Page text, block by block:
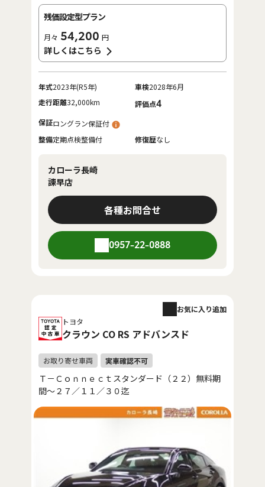
残価設定型プラン
月々 54,200 円
詳しくはこちら
年式2023年(R5年) 車検2028年6月
走行距離32,000km 評価点4
保証ロングラン保証付
整備定期点検整備付 修復歴なし
カローラ長崎
諫早店
各種お問合せ
0957-22-0888
トヨタ
クラウン CO RS アドバンスド
お気に入り追加
Ｔ－Ｃｏｎｎｅｃｔスタンダード（２２）無料期
間～２７／１１／３０迄